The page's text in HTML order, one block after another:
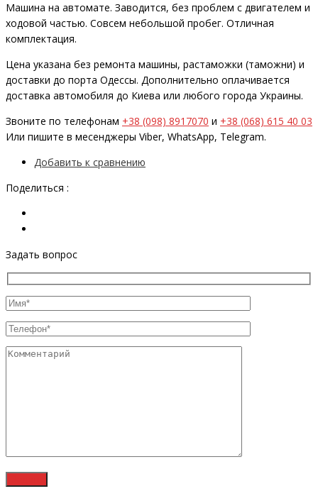
Машина на автомате. Заводится, без проблем с двигателем и
ходовой частью. Совсем небольшой пробег. Отличная
комплектация.
Цена указана без ремонта машины, растаможки (таможни) и
доставки до порта Одессы. Дополнительно оплачивается
доставка автомобиля до Киева или любого города Украины.
Звоните по телефонам +38 (098) 8917070 и +38 (068) 615 40 03
Или пишите в месенджеры Viber, WhatsApp, Telegram.
Добавить к сравнению
Поделиться :
Задать вопрос